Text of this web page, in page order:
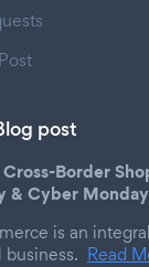
post
Border
& Cyber Monday
is an
Read